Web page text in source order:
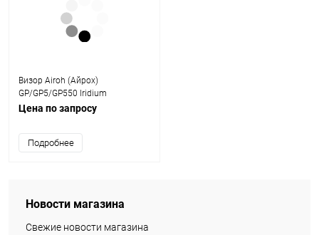
Визор Airoh (Айрох)
GP/GP5/GP550 Iridium
Цена по запросу
Подробнее
Новости магазина
Свежие новости магазина